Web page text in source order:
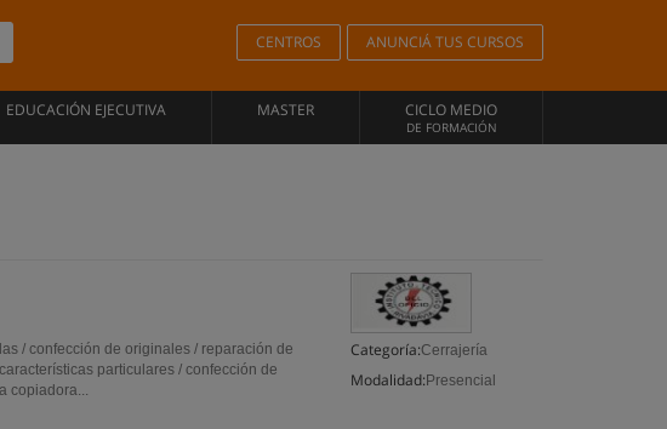
CENTROS ANUNCIÁ TUS CURSOS
EDUCACIÓN EJECUTIVA MASTER CICLO MEDIO
DE FORMACIÓN
Categoría:Cerrajería
Modalidad: Presencial
/ confección de originales / reparación de
particulares / confección de
copiadora...